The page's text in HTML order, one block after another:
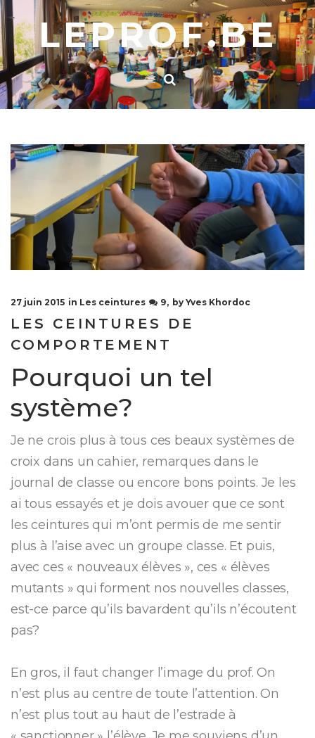
LEPROF.BE
27 juin 2015 in Les ceintures 9 by Yves Khordoc
LES CEINTURES DE
COMPORTEMENT
Pourquoi un tel
système?
Je ne crois plus à tous ces beaux systèmes de
croix dans un cahier, remarques dans le
journal de classe ou encore bons points. Je les
ai tous essayés et je dois avouer que ce sont
les ceintures qui m’ont permis de me sentir
plus à l’aise avec un groupe classe. Et puis,
avec ces « nouveaux élèves », ces « élèves
mutants » qui forment nos nouvelles classes,
est-ce parce qu’ils bavardent qu’ils n’écoutent
pas?
En gros, il faut changer l’image du prof. On
n’est plus au centre de toute l’attention. On
n’est plus tout au haut de l’estrade à